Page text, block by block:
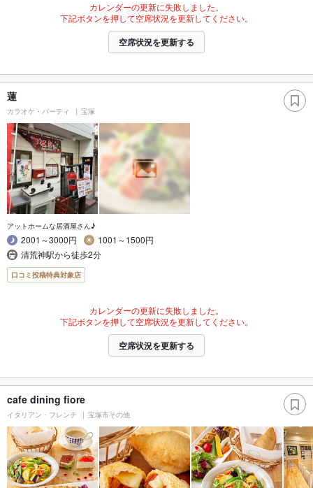
カレンダーの更新に失敗しました。
下記ボタンを押して空席状況を更新してください。
空席状況を更新する
蓮
カラオケ・パーティ 宝塚
アットホームな居酒屋さん♪
2001～3000円
1001～1500円
清荒神駅から徒歩2分
口コミ投稿特典対象店
カレンダーの更新に失敗しました。
下記ボタンを押して空席状況を更新してください。
空席状況を更新する
cafe dining fiore
イタリアン・フレンチ 宝塚市その他